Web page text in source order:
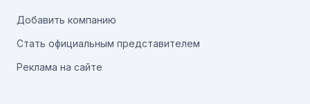
Добавить компанию
Стать официальным представителем
Реклама на сайте